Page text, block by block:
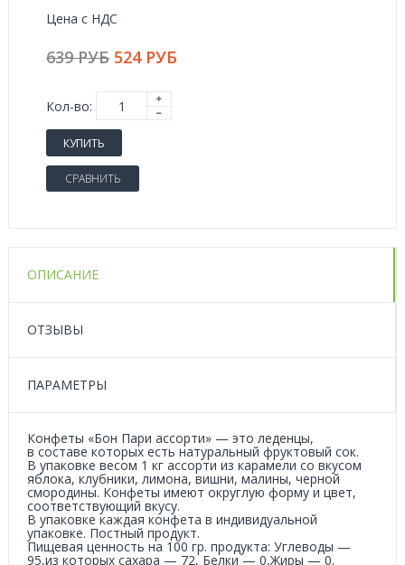
Цена с НДС
639 РУБ 524 РУБ
Кол-во:
КУПИТЬ
СРАВНИТЬ
ОПИСАНИЕ
ОТЗЫВЫ
ПАРАМЕТРЫ
Конфеты «Бон Пари ассорти» — это леденцы,
в составе которых есть натуральный фруктовый сок.
В упаковке весом 1 кг ассорти из карамели со вкусом
яблока, клубники, лимона, вишни, малины, черной
смородины. Конфеты имеют округлую форму и цвет,
соответствующий вкусу.
В упаковке каждая конфета в индивидуальной
упаковке. Постный продукт.
Пищевая ценность на 100 гр. продукта: Углеводы —
95,из которых сахара — 72, Белки — 0,Жиры — 0.